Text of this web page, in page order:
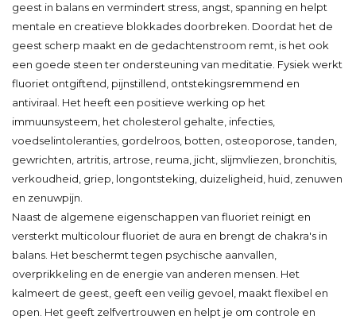
geest in balans en vermindert stress, angst, spanning en helpt
mentale en creatieve blokkades doorbreken. Doordat het de
geest scherp maakt en de gedachtenstroom remt, is het ook
een goede steen ter ondersteuning van meditatie. Fysiek werkt
fluoriet ontgiftend, pijnstillend, ontstekingsremmend en
antiviraal. Het heeft een positieve werking op het
immuunsysteem, het cholesterol gehalte, infecties,
voedselintoleranties, gordelroos, botten, osteoporose, tanden,
gewrichten, artritis, artrose, reuma, jicht, slijmvliezen, bronchitis,
verkoudheid, griep, longontsteking, duizeligheid, huid, zenuwen
en zenuwpijn.
Naast de algemene eigenschappen van fluoriet reinigt en
versterkt multicolour fluoriet de aura en brengt de chakra's in
balans. Het beschermt tegen psychische aanvallen,
overprikkeling en de energie van anderen mensen. Het
kalmeert de geest, geeft een veilig gevoel, maakt flexibel en
open. Het geeft zelfvertrouwen en helpt je om controle en